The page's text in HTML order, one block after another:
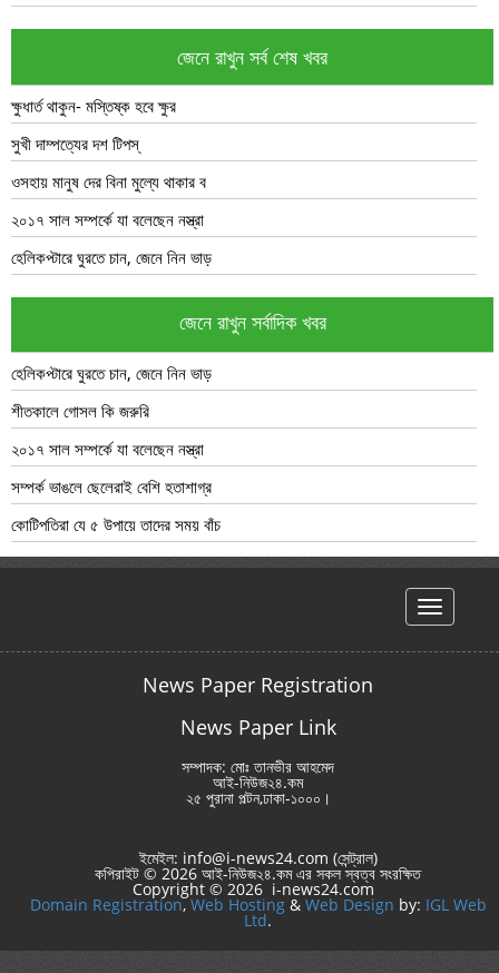
জেনে রাখুন সর্ব শেষ খবর
ক্ষুধার্ত থাকুন- মস্তিষ্ক হবে ক্ষুর
সুখী দাম্পত্যের দশ টিপস্
ওসহায় মানুষ দের বিনা মুল্যে থাকার ব
২০১৭ সাল সম্পর্কে যা বলেছেন নস্ত্রা
হেলিকপ্টারে ঘুরতে চান, জেনে নিন ভাড়
জেনে রাখুন সর্বাদিক খবর
হেলিকপ্টারে ঘুরতে চান, জেনে নিন ভাড়
শীতকালে গোসল কি জরুরি
২০১৭ সাল সম্পর্কে যা বলেছেন নস্ত্রা
সম্পর্ক ভাঙলে ছেলেরাই বেশি হতাশাগ্র
কোটিপতিরা যে ৫ উপায়ে তাদের সময় বাঁচ
hello
News Paper Registration
News Paper Link
সম্পাদক: মোঃ তানভীর আহমেদ
আই-নিউজ২৪.কম
২৫ পুরানা পল্টন,ঢাকা-১০০০।
ইমেইল: info@i-news24.com (সেন্ট্রাল)
কপিরাইট © 2026 আই-নিউজ২৪.কম এর সকল স্বত্ব সংরক্ষিত
Copyright © 2026 i-news24.com
Domain Registration,Web Hosting& Web Design by: IGL Web
Ltd.